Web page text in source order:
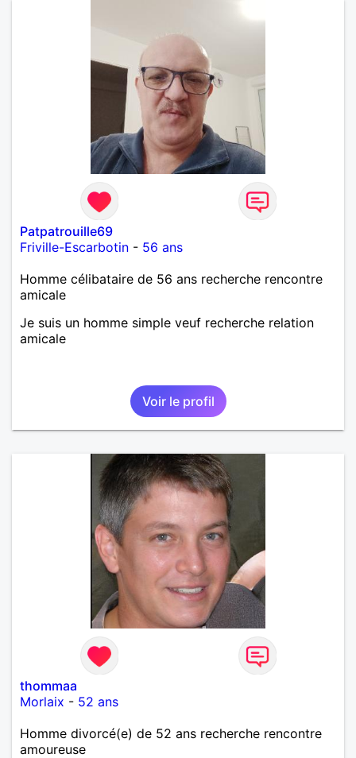
avec très peu de défauts. Je suis altruiste,
bienveillant, empathique, attentionné, honnête,
respectueux, doux de caractère et compréhensif : je
laisse « glisser » beaucoup de choses. Mais ne vous
m’éprenez pas Mesdames, si une personne que
j’aime me trahit une fois, il n’y aura pas de seconde
chance et je l’effacerai à « vitam eternam ».
Néanmoins, je suis un tout petit peu maniaque ainsi
qu’impatient. J’essaye de faire des efforts. Rien de
bien dramatique ! Du moins je le pense……Je suis un
homme facile à vivre. À vous si vous le souhaitez,
d’apprendre à me connaître davantage. J’en serai
ravi….A très bientôt je l’espère.
Patpatrouille69
Friville-Escarbotin - 56 ans
Homme célibataire de 56 ans recherche rencontre
amicale
Je suis un homme simple veuf recherche relation
amicale
Voir le profil
thommaa
Morlaix - 52 ans
Homme divorcé(e) de 52 ans recherche rencontre
amoureuse